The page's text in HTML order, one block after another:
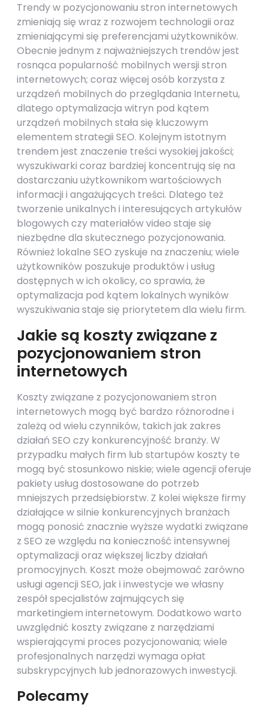
Trendy w pozycjonowaniu stron internetowych
zmieniają się wraz z rozwojem technologii oraz
zmieniającymi się preferencjami użytkowników.
Obecnie jednym z najważniejszych trendów jest
rosnąca popularność mobilnych wersji stron
internetowych; coraz więcej osób korzysta z
urządzeń mobilnych do przeglądania Internetu,
dlatego optymalizacja witryn pod kątem
urządzeń mobilnych stała się kluczowym
elementem strategii SEO. Kolejnym istotnym
trendem jest znaczenie treści wysokiej jakości;
wyszukiwarki coraz bardziej koncentrują się na
dostarczaniu użytkownikom wartościowych
informacji i angażujących treści. Dlatego też
tworzenie unikalnych i interesujących artykułów
blogowych czy materiałów video staje się
niezbędne dla skutecznego pozycjonowania.
Również lokalne SEO zyskuje na znaczeniu; wiele
użytkowników poszukuje produktów i usług
dostępnych w ich okolicy, co sprawia, że
optymalizacja pod kątem lokalnych wyników
wyszukiwania staje się priorytetem dla wielu firm.
Jakie są koszty związane z
pozycjonowaniem stron
internetowych
Koszty związane z pozycjonowaniem stron
internetowych mogą być bardzo różnorodne i
zależą od wielu czynników, takich jak zakres
działań SEO czy konkurencyjność branży. W
przypadku małych firm lub startupów koszty te
mogą być stosunkowo niskie; wiele agencji oferuje
pakiety usług dostosowane do potrzeb
mniejszych przedsiębiorstw. Z kolei większe firmy
działające w silnie konkurencyjnych branżach
mogą ponosić znacznie wyższe wydatki związane
z SEO ze względu na konieczność intensywnej
optymalizacji oraz większej liczby działań
promocyjnych. Koszt może obejmować zarówno
usługi agencji SEO, jak i inwestycje we własny
zespół specjalistów zajmujących się
marketingiem internetowym. Dodatkowo warto
uwzględnić koszty związane z narzędziami
wspierającymi proces pozycjonowania; wiele
profesjonalnych narzędzi wymaga opłat
subskrypcyjnych lub jednorazowych inwestycji.
Polecamy